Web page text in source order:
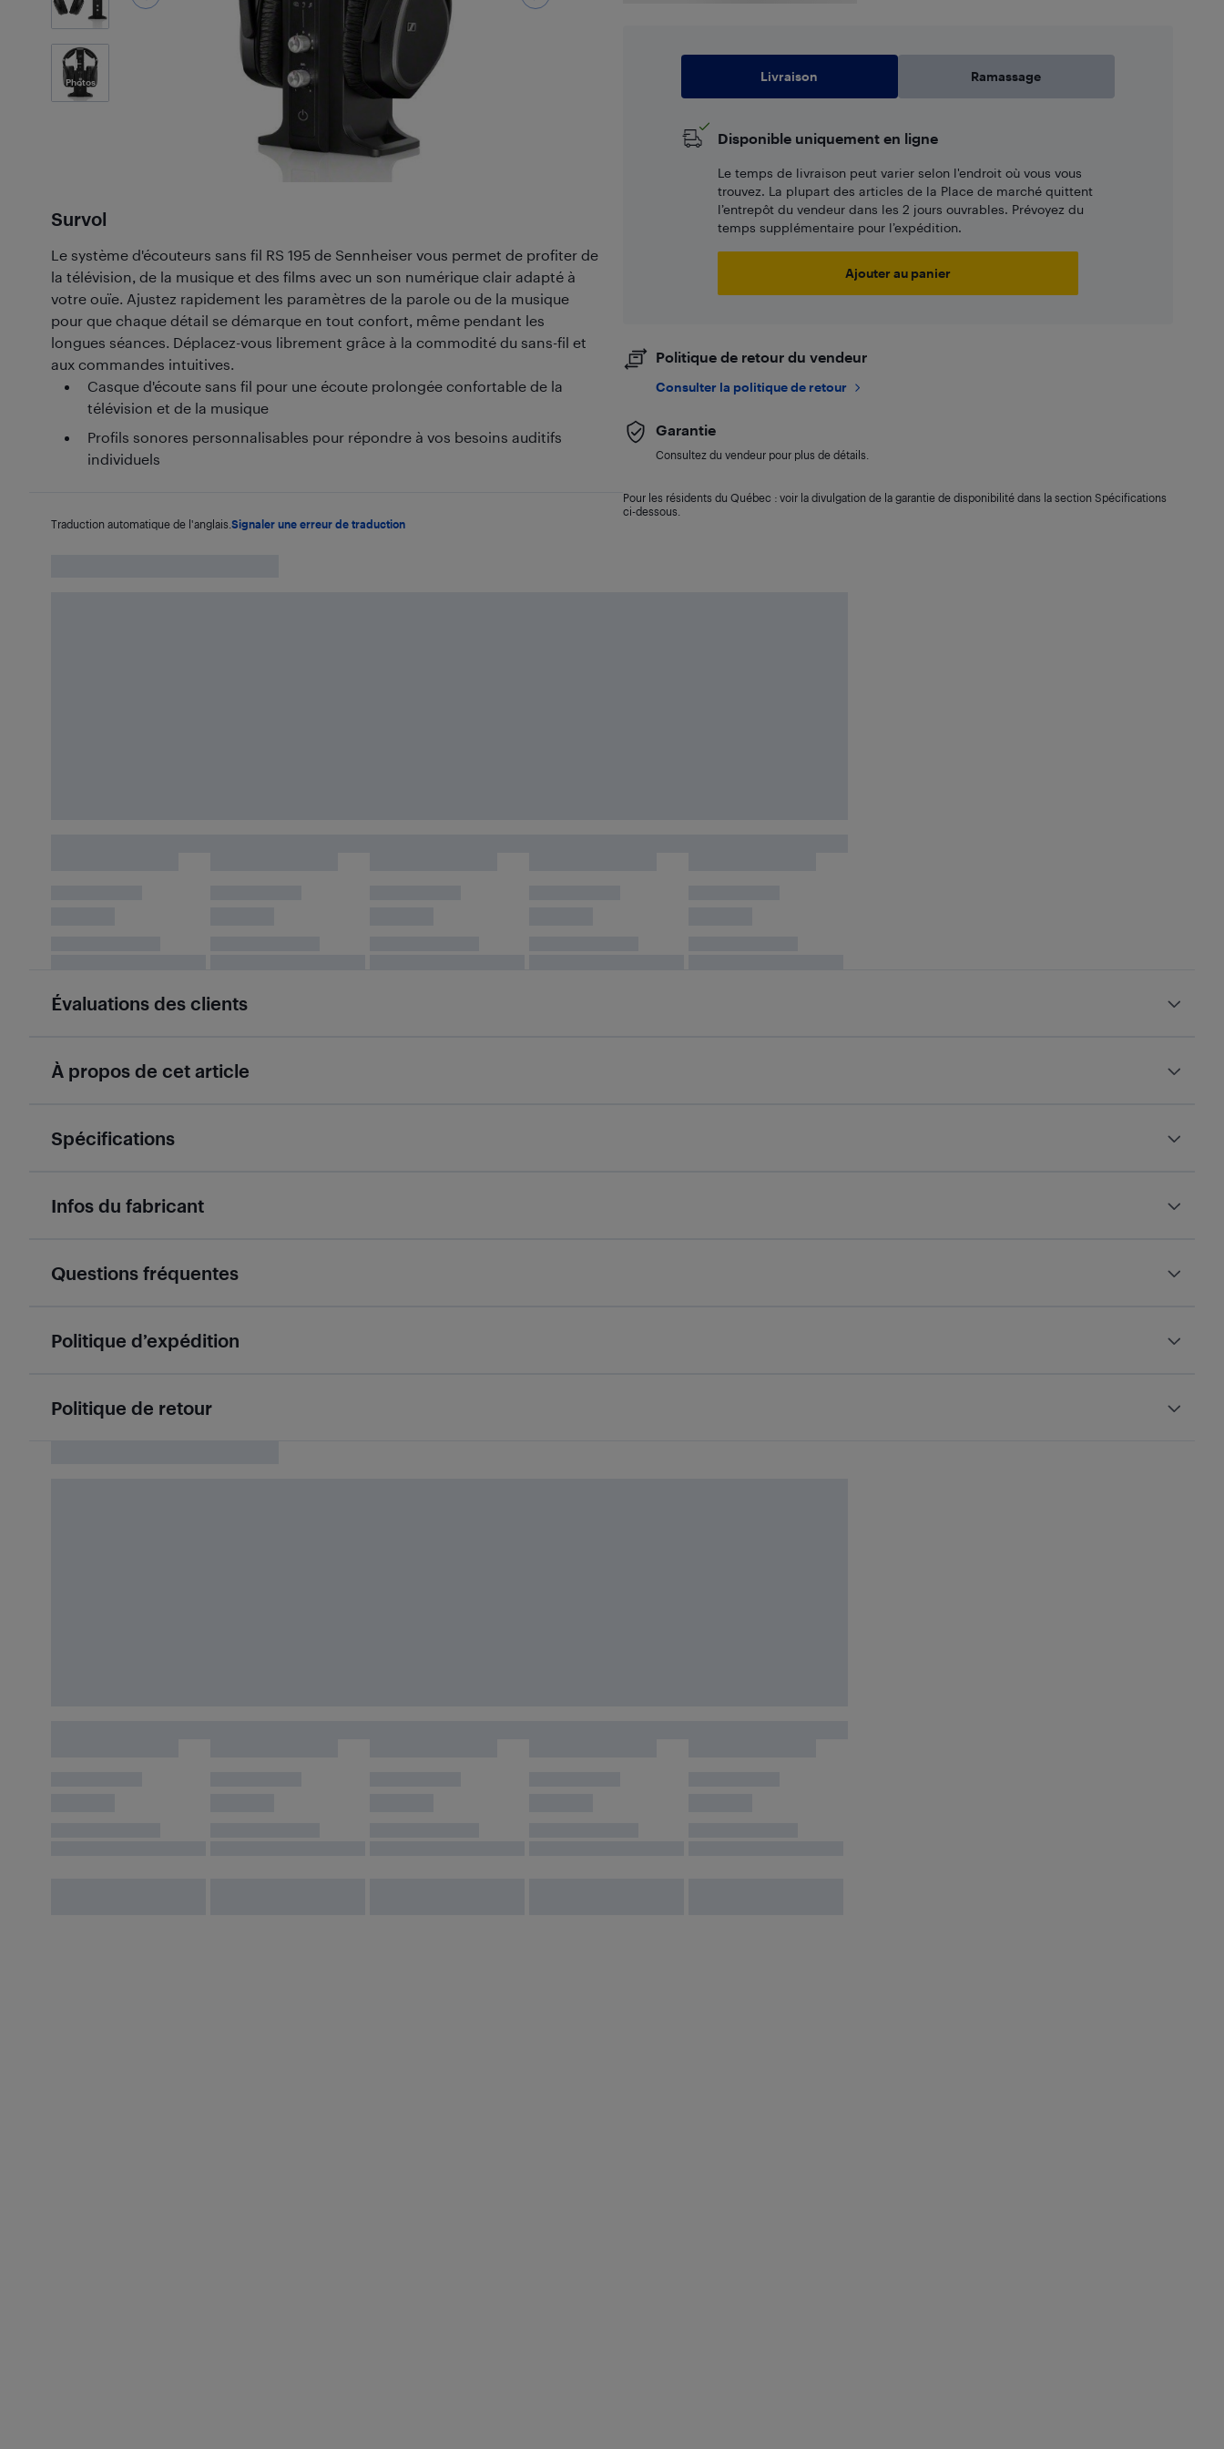
7
Photos
Survol
Le système d'écouteurs sans fil RS 195 de Sennheiser vous permet de profiter de
la télévision, de la musique et des films avec un son numérique clair adapté à
votre ouïe. Ajustez rapidement les paramètres de la parole ou de la musique
pour que chaque détail se démarque en tout confort, même pendant les
longues séances. Déplacez-vous librement grâce à la commodité du sans-fil et
aux commandes intuitives.
Casque d'écoute sans fil pour une écoute prolongée confortable de la
télévision et de la musique
Profils sonores personnalisables pour répondre à vos besoins auditifs
individuels
Traduction automatique de l'anglais. Signaler une erreur de traduction
Livraison Ramassage
Disponible uniquement en ligne
Le temps de livraison peut varier selon l'endroit où vous vous
trouvez. La plupart des articles de la Place de marché quittent
l’entrepôt du vendeur dans les 2 jours ouvrables. Prévoyez du
temps supplémentaire pour l’expédition.
Ajouter au panier
Politique de retour du vendeur
Consulter la politique de retour
Garantie
Consultez du vendeur pour plus de détails.
Pour les résidents du Québec : voir la divulgation de la garantie de disponibilité dans la section Spécifications
ci-dessous.
Évaluations des clients
À propos de cet article
Spécifications
Infos du fabricant
Questions fréquentes
Politique d’expédition
Politique de retour